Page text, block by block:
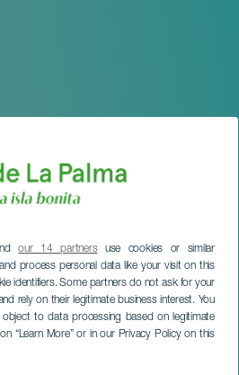
our 14 partnersuse cookies or similar
process personal data like your visit on this
identifiers. Some partners do not ask for your
rely on their legitimate business interest. You
to data processing based on legitimate
“Learn More” or in our Privacy Policy on this